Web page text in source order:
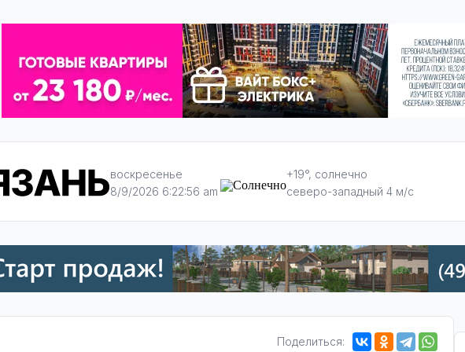
воскресенье
8/9/2026 6:22:57 am
+19°, солнечно
северо-западный 4 м/с
Поделиться: